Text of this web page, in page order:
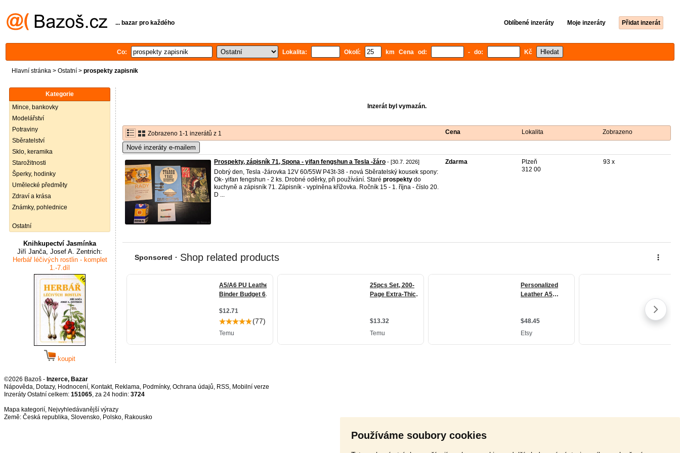
Používáme soubory cookies
... bazar pro každého Oblíbené inzeráty Moje inzeráty Přidat inzerát
Co: Lokalita: Okolí: km Cena od: - do: Kč
Hlavní stránka > Ostatní > prospekty zapisnik
Kategorie
Mince, bankovky
Modelářství
Potraviny
Sběratelství
Sklo, keramika
Starožitnosti
Šperky, hodinky
Umělecké předměty
Zdraví a krása
Známky, pohlednice
Ostatní
Knihkupectví Jasmínka
Jiří Janča, Josef A. Zentrich:
Herbář léčivých rostlin - komplet
1.-7.díl
koupit
Inzerát byl vymazán.
Zobrazeno 1-1 inzerátů z 1 Cena Lokalita Zobrazeno
Nové inzeráty e-mailem
Prospekty, zápisník 71, Spona - yifan fengshun a Tesla -žáro - [30.7. 2026]
Dobrý den, Tesla -žárovka 12V 60/55W P43t-38 - nová Sběratelský kousek spony:
Ok- yifan fengshun - 2 ks. Drobné oděrky, při používání. Staré prospekty do
kuchyně a zápisník 71. Zápisník - vyplněna křížovka. Ročník 15 - 1. října - číslo 20.
D ...
Zdarma
Plzeň
312 00
93 x
©2026 Bazoš - Inzerce, Bazar
Nápověda, Dotazy, Hodnocení, Kontakt, Reklama, Podmínky, Ochrana údajů, RSS,
Inzeráty Ostatní celkem: 151065, za 24 hodin: 3724
Mapa kategorií, Nejvyhledávanější výrazy
Země: Česká republika, Slovensko, Polsko, Rakousko